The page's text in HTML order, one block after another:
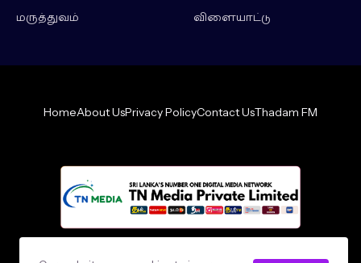
மருத்துவம்
விளையாட்டு
HomeAbout UsPrivacy PolicyContact UsThadam FM